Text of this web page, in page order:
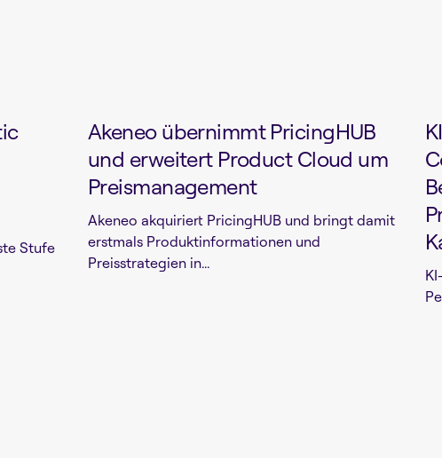
Stufe
Akeneo übernimmt PricingHUB
und erweitert Product Cloud um
Preismanagement
Akeneo akquiriert PricingHUB und bringt damit
erstmals Produktinformationen und
Preisstrategien in...